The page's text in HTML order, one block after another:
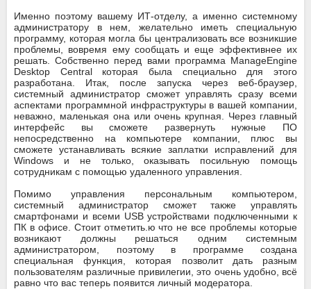
Именно поэтому вашему ИТ-отделу, а именно системному
администратору в нем, желательно иметь специальную
программу, которая могла бы централизовать все возникшие
проблемы, вовремя ему сообщать и еще эффективнее их
решать. Собственно перед вами программа ManageEngine
Desktop Central которая была специально для этого
разработана. Итак, после запуска через веб-браузер,
системный администратор сможет управлять сразу всеми
аспектами программной инфраструктуры в вашей компании,
неважно, маленькая она или очень крупная. Через главный
интерфейс вы сможете развернуть нужные ПО
непосредственно на компьютере компании, плюс вы
сможете устанавливать всякие заплатки исправлений для
Windows и не только, оказывать посильную помощь
сотрудникам с помощью удаленного управления.
Помимо управления персональным компьютером,
системный администратор сможет также управлять
смартфонами и всеми USB устройствами подключенными к
ПК в офисе. Стоит отметить.ю что не все проблемы которые
возникают должны решаться одним системным
администратором, поэтому в программе создана
специальная функция, которая позволит дать разным
пользователям различные привилегии, это очень удобно, всё
равно что вас теперь появится личный модератора.